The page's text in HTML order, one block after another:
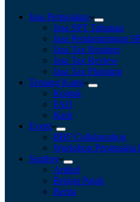
Jasa Perpajakan
Jasa SPT Tahunan
Jasa Pendampingan
Jasa Tax Retainer
Jasa Tax Review
Jasa Tax Planning
Tentang Kami
Kontak
FAQ
Karir
Event
BBF Collaboration
Workshop Pengusaha
Sumber
Artikel
Belajar Pajak
Berita